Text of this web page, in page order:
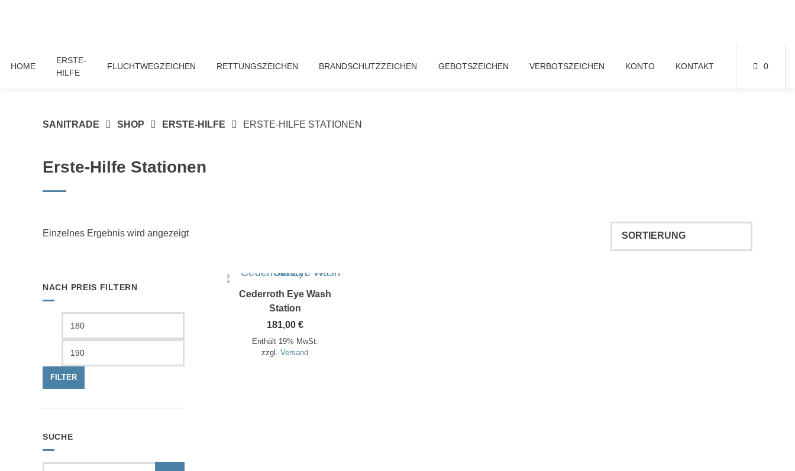
HOME
ERSTE-
HILFE
FLUCHTWEGZEICHEN RETTUNGSZEICHEN BRANDSCHUTZZEICHEN GEBOTSZEICHEN VERBOTSZEICHEN KONTO KONTAKT 0
SANITRADE SHOP ERSTE-HILFE ERSTE-HILFE STATIONEN
Erste-Hilfe Stationen
Einzelnes Ergebnis wird angezeigt
Cederroth Eye Wash
Station
181,00 €
Enthält 19% MwSt.
zzgl.Versand
NACH PREIS FILTERN
Min.
Preis
FILTER
SUCHE